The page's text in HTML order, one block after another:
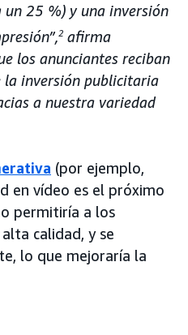
un 25 %) y una inversión
2 afirma
los anunciantes reciban
la inversión publicitaria
a nuestra variedad
(por ejemplo,
en vídeo es el próximo
permitiría a los
calidad, y se
lo que mejoraría la